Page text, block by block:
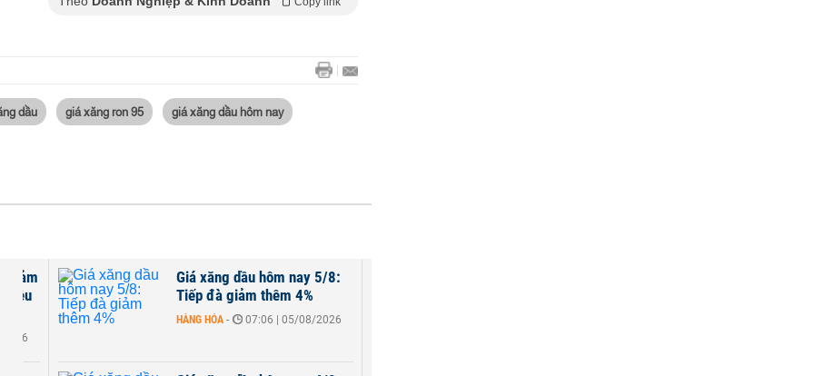
dầu giá xăng ron 95 giá xăng dầu hôm nay
giảm
2026
Giá xăng dầu hôm nay 5/8:
Tiếp đà giảm thêm 4%
HÀNG HÓA - 07:06 | 05/08/2026